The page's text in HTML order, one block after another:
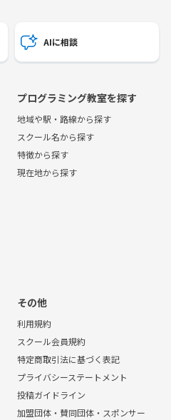
AIに相談
プログラミング教室を探す
地域や駅・路線から探す
スクール名から探す
特徴から探す
現在地から探す
その他
利用規約
スクール会員規約
特定商取引法に基づく表記
プライバシーステートメント
投稿ガイドライン
加盟団体・賛同団体・スポンサー